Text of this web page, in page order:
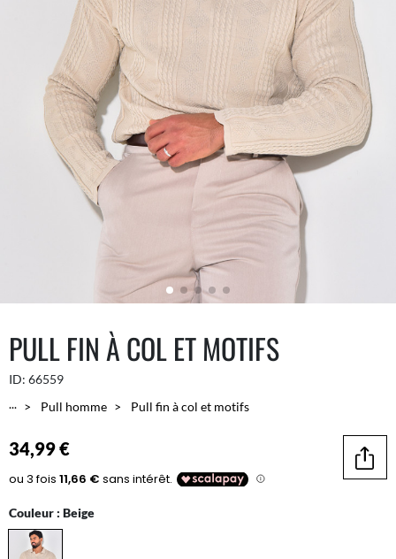
PULL FIN À COL ET MOTIFS
ID: 66559
...
Pull homme Pull fin à col et motifs
34,99 €
Couleur : Beige